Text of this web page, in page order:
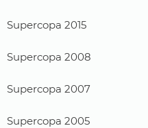
Supercopa 2015
Supercopa 2008
Supercopa 2007
Supercopa 2005